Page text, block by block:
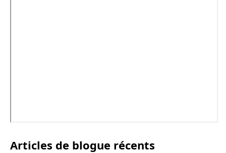
Articles de blogue récents